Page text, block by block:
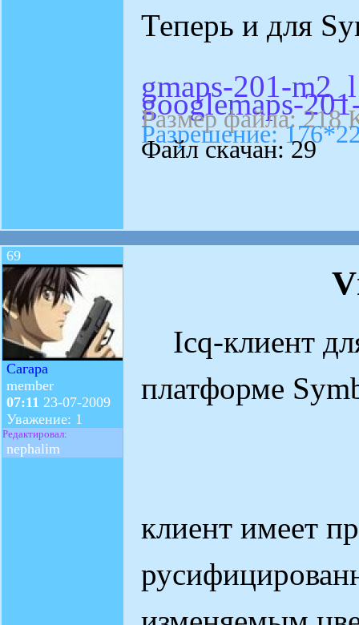
Теперь и для
gmaps-201-
googlemaps-
Размер файла: 218
Разрешение:
Файл скачан: 29
69
Сагара
member
07:11 23-07-2009
Уважение: 1
Редактировал:
nephalim
Icq-клиент
платформе
клиент имеет